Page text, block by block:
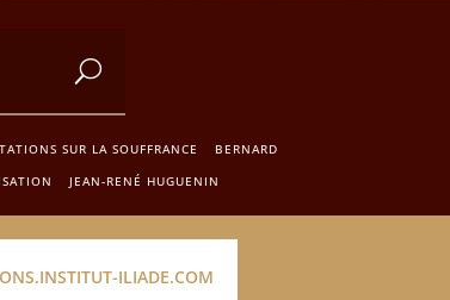
SUR LA SOUFFRANCE
BERNARD
JEAN-RENÉ HUGUENIN
ILIADE.COM